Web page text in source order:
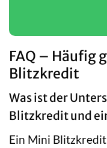
FAQ – Häufig
Blitzkredit
Was ist der
Blitzkredit und
Ein Mini